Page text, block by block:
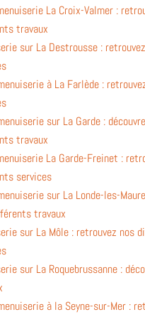
La Croix-Valmer :
travaux
sur La Destrousse :
à La Farlède :
sur La Garde :
travaux
La Garde-Freinet :
services
sur La Londe-les-
travaux
sur La Môle : retrouvez nos
sur La Roquebrussanne :
à la Seyne-sur-Mer :